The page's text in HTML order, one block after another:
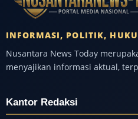
INFORMASI, POLITIK,
Nusantara News Today
menyajikan informasi aktual,
Kantor Redaksi